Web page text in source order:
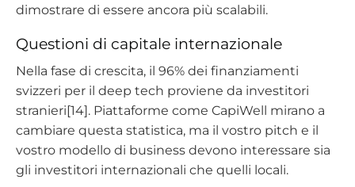
dimostrare di essere ancora più scalabili.
Questioni di capitale internazionale
Nella fase di crescita, il 96% dei finanziamenti
svizzeri per il deep tech proviene da investitori
stranieri[14]. Piattaforme come CapiWell mirano a
cambiare questa statistica, ma il vostro pitch e il
vostro modello di business devono interessare sia
gli investitori internazionali che quelli locali.